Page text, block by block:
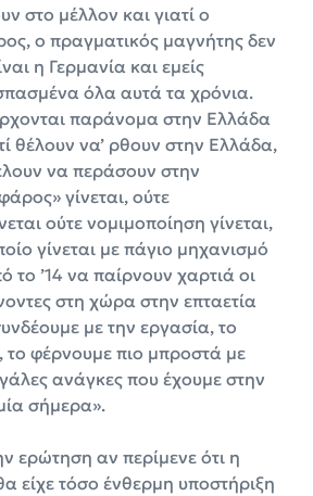
στο μέλλον και γιατί ο
ο πραγματικός μαγνήτης δεν
η Γερμανία και εμείς
όλα αυτά τα χρόνια.
παράνομα στην Ελλάδα
θέλουν να’ ρθουν στην Ελλάδα,
να περάσουν στην
γίνεται, ούτε
ούτε νομιμοποίηση γίνεται,
γίνεται με πάγιο μηχανισμό
το ’14 να παίρνουν χαρτιά οι
στη χώρα στην επταετία
με την εργασία, το
το φέρνουμε πιο μπροστά με
ανάγκες που έχουμε στην
σήμερα».
ερώτηση αν περίμενε ότι η
είχε τόσο ένθερμη υποστήριξη